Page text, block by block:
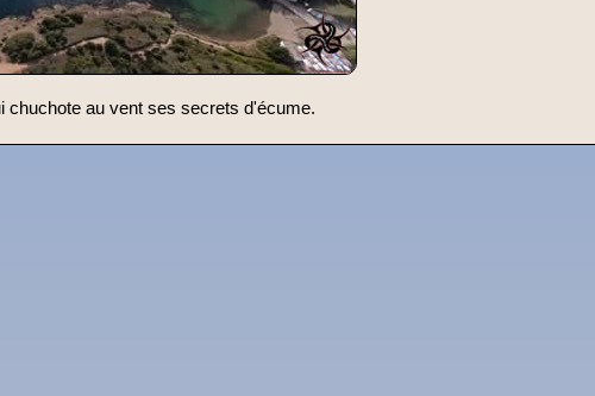
chuchote au vent ses secrets d'écume.